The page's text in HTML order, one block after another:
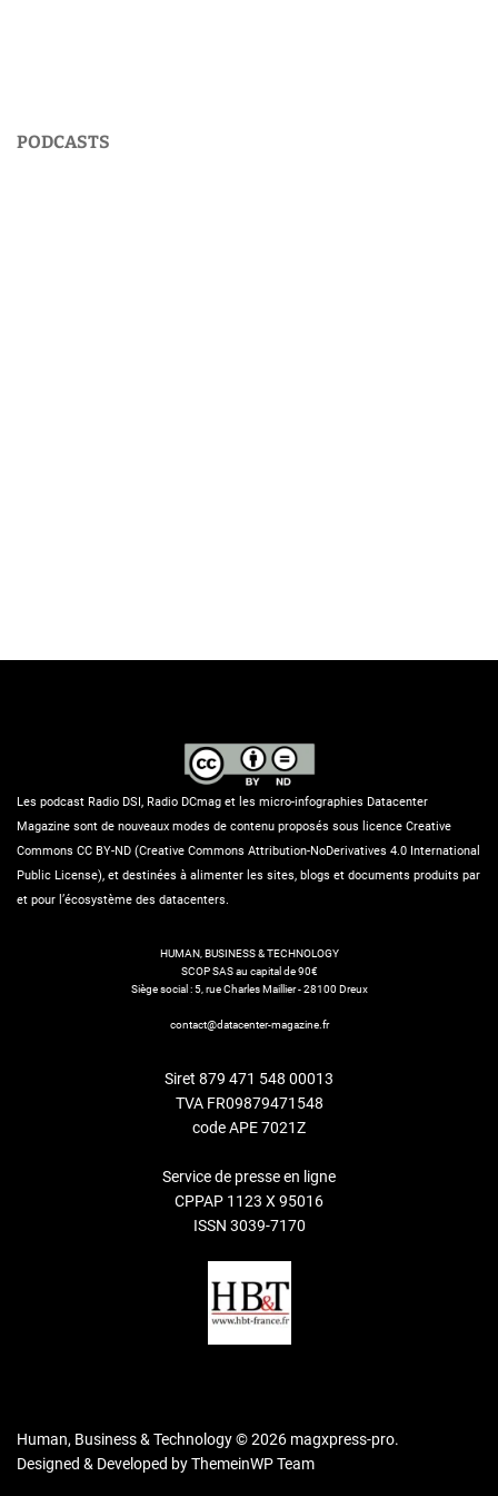
PODCASTS
Les podcast Radio DSI, Radio DCmag et les micro-infographies Datacenter
Magazine sont de nouveaux modes de contenu proposés sous licence Creative
Commons CC BY-ND (Creative Commons Attribution-NoDerivatives 4.0 International
Public License), et destinées à alimenter les sites, blogs et documents produits par
et pour l’écosystème des datacenters.
HUMAN, BUSINESS & TECHNOLOGY
SCOP SAS au capital de 90€
Siège social : 5, rue Charles Maillier - 28100 Dreux
contact@datacenter-magazine.fr
Siret 879 471 548 00013
TVA FR09879471548
code APE 7021Z
Service de presse en ligne
CPPAP 1123 X 95016
ISSN 3039-7170
Human, Business & Technology © 2026 magxpress-pro.
Designed & Developed byThemeinWP Team